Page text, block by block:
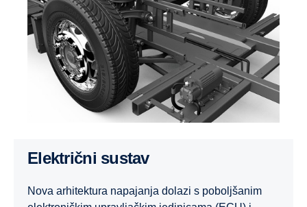
Električni sustav
Nova arhitektura napajanja dolazi s poboljšanim